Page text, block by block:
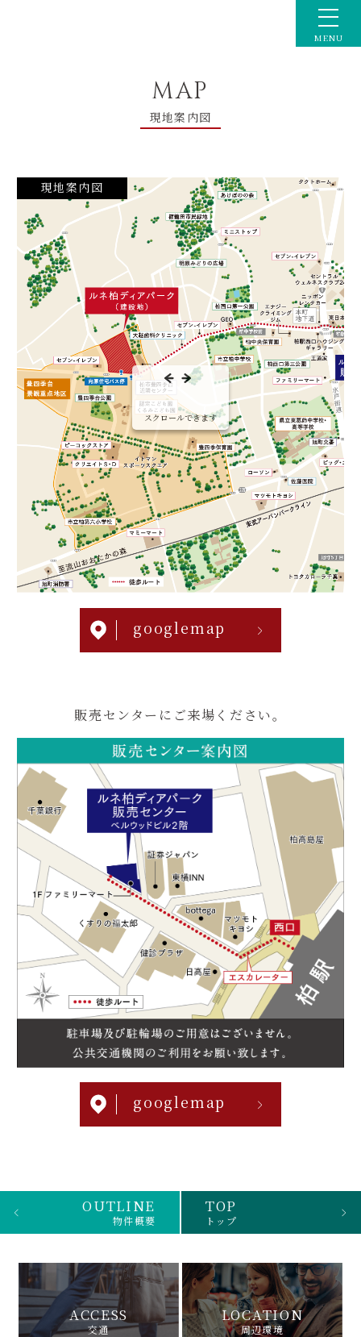
MENU
周辺環境
DESIGN デザイン
PUBLIC SPACE 共用空間
PLANS 間取り
QUALITY 設備・仕様
ZEH-M ゼッチ
MODELROOM モデルルーム
BRAND ブランド
RENAI ルネの想い
LINE公式アカウントはこちら
MAP
現地案内図
現地案内図
スクロールできます
googlemap
販売センターにご来場ください。
googlemap
OUTLINE
物件概要
TOP
トップ
ACCESS
交通
LOCATION
周辺環境